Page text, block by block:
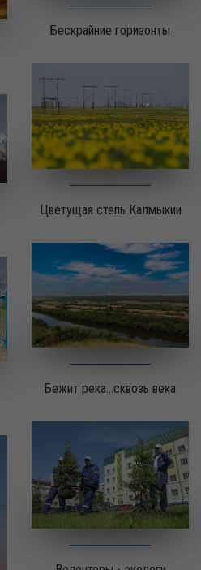
Бескрайние горизонты
Цветущая степь Калмыкии
Бежит река...сквозь века